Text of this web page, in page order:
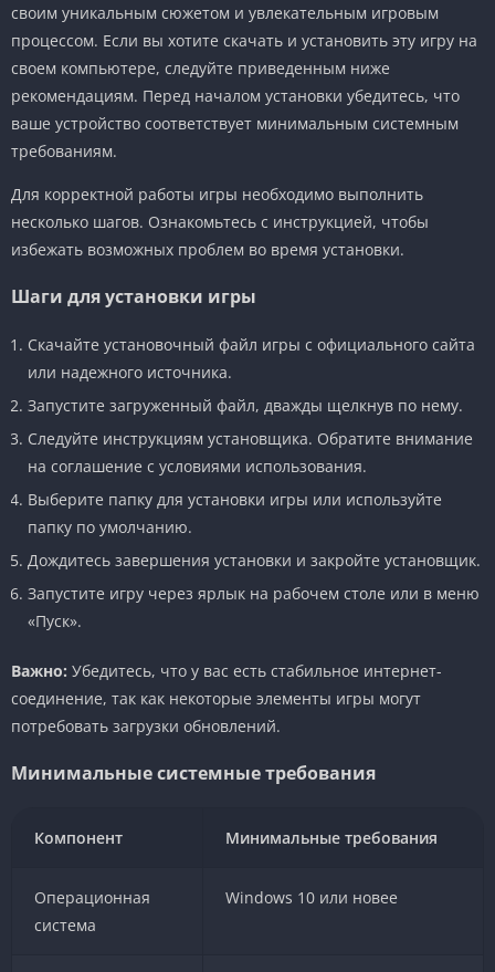
своим уникальным сюжетом и увлекательным игровым
процессом. Если вы хотите скачать и установить эту игру на
своем компьютере, следуйте приведенным ниже
рекомендациям. Перед началом установки убедитесь, что
ваше устройство соответствует минимальным системным
требованиям.
Для корректной работы игры необходимо выполнить
несколько шагов. Ознакомьтесь с инструкцией, чтобы
избежать возможных проблем во время установки.
Шаги для установки игры
Скачайте установочный файл игры с официального сайта
или надежного источника.
Запустите загруженный файл, дважды щелкнув по нему.
Следуйте инструкциям установщика. Обратите внимание
на соглашение с условиями использования.
Выберите папку для установки игры или используйте
папку по умолчанию.
Дождитесь завершения установки и закройте установщик.
Запустите игру через ярлык на рабочем столе или в меню
«Пуск».
Важно: Убедитесь, что у вас есть стабильное интернет-
соединение, так как некоторые элементы игры могут
потребовать загрузки обновлений.
Минимальные системные требования
Компонент Минимальные требования
Операционная
система
Windows 10 или новее